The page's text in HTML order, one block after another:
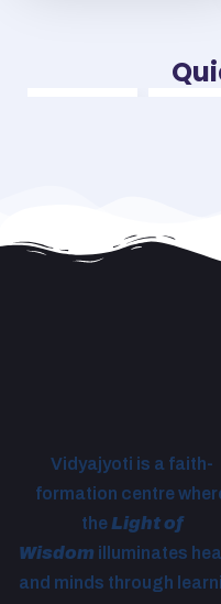
Vidyajyoti is a faith-
formation centre
the Light of
Wisdom illuminates
and minds through